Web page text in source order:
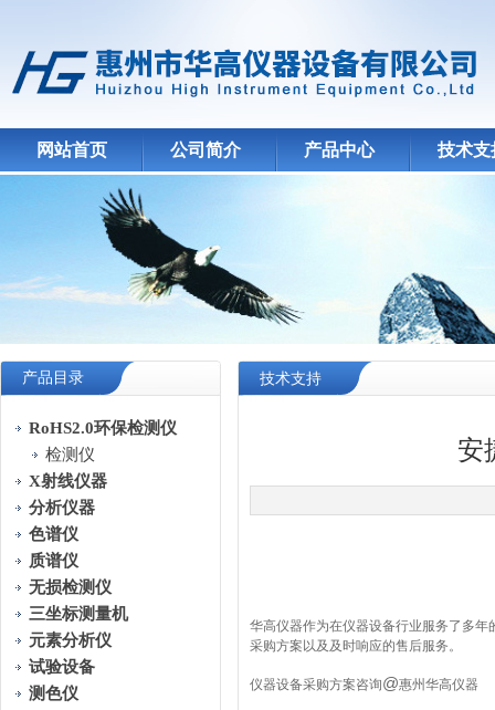
网站首页 公司简介 产品中心 技术支
产品目录
RoHS2.0环保检测仪
检测仪
X射线仪器
分析仪器
色谱仪
质谱仪
无损检测仪
三坐标测量机
元素分析仪
试验设备
测色仪
技术支持
安
华高仪器作为在仪器设备行业服务了多
采购方案以及及时响应的售后服务。
仪器设备采购方案咨询@惠州华高仪器